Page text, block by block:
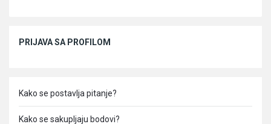
PRIJAVA SA PROFILOM
Kako se postavlja pitanje?
Kako se sakupljaju bodovi?